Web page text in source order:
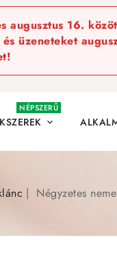
augusztus 16.
üzeneteket

NÉPSZERŰ
Négyzetes